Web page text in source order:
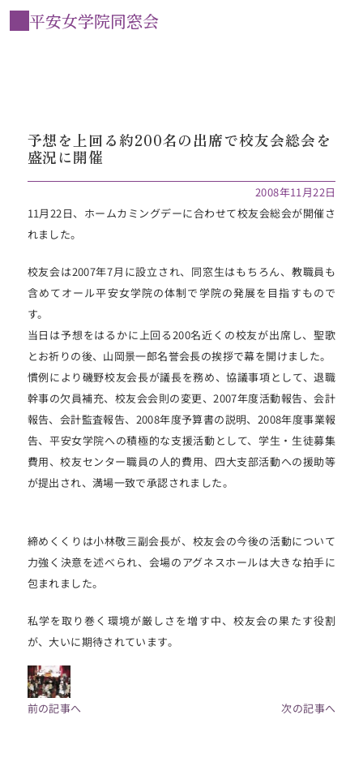
平安女学院同窓会
予想を上回る約200名の出席で校友会総会を
盛況に開催
2008年11月22日
11月22日、ホームカミングデーに合わせて校友会総会が開催さ
れました。
校友会は2007年7月に設立され、同窓生はもちろん、教職員も
含めてオール平安女学院の体制で学院の発展を目指すもので
す。
当日は予想をはるかに上回る200名近くの校友が出席し、聖歌
とお祈りの後、山岡景一郎名誉会長の挨拶で幕を開けました。
慣例により磯野校友会長が議長を務め、協議事項として、退職
幹事の欠員補充、校友会会則の変更、2007年度活動報告、会計
報告、会計監査報告、2008年度予算書の説明、2008年度事業報
告、平安女学院への積極的な支援活動として、学生・生徒募集
費用、校友センター職員の人的費用、四大支部活動への援助等
が提出され、満場一致で承認されました。
締めくくりは小林敬三副会長が、校友会の今後の活動について
力強く決意を述べられ、会場のアグネスホールは大きな拍手に
包まれました。
私学を取り巻く環境が厳しさを増す中、校友会の果たす役割
が、大いに期待されています。
前の記事へ 次の記事へ